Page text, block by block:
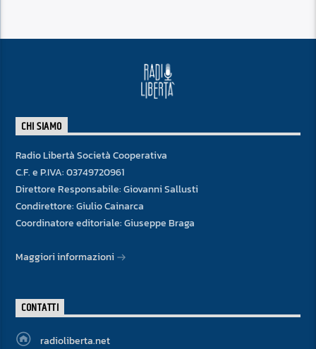
CHI SIAMO
Radio Libertà Società Cooperativa
C.F. e P.IVA: 03749720961
Direttore Responsabile: Giovanni Sallusti
Condirettore: Giulio Cainarca
Coordinatore editoriale: Giuseppe Braga
Maggiori informazioni
CONTATTI
radioliberta.net